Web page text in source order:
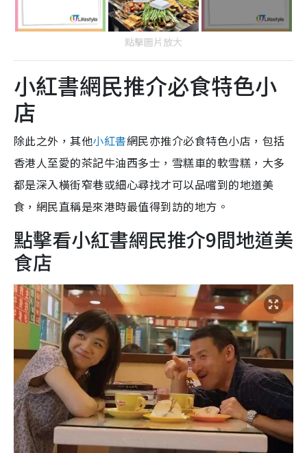
點擊圖片放大
小紅書網民推介必食特色小
店
除此之外，其他小紅書網民亦推介必食特色小店，包括
香港人至愛的茶記牛油西多士，雪糕車的軟雪糕，大多
都是深入橫街窄巷或細心尋找才可以品嚐到的地道美
食，網民直稱是來港時最值得到訪的地方。
點擊看小紅書網民推介9間地道美
食店